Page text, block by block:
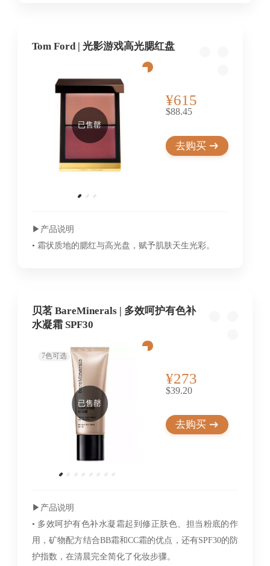
Tom Ford | 光影游戏高光腮红盘
已售罄
¥615
$88.45
去购买
▶︎产品说明
• 霜状质地的腮红与高光盘，赋予肌肤天生光彩。
贝茗 BareMinerals | 多效呵护有色补
水凝霜 SPF30
7色可选
已售罄
¥273
$39.20
去购买
▶︎产品说明
• 多效呵护有色补水凝霜起到修正肤色、担当粉底的作
用，矿物配方结合BB霜和CC霜的优点，还有SPF30的防
护指数，在清晨完全简化了化妆步骤。